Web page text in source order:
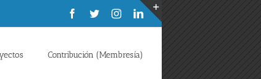
Facebook
TwitterInstagramLinkedIn
Contribución (Membresía)
Toggle